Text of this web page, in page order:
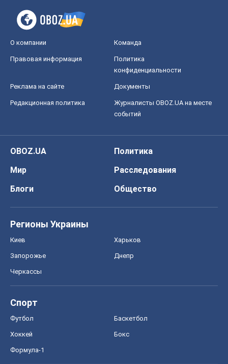
О компании Команда
Правовая информация
Политика
конфиденциальности
Реклама на сайте Документы
Редакционная политика
Журналисты OBOZ.UA на месте
событий
OBOZ.UA
Политика
Мир
Расследования
Блоги
Общество
Регионы Украины
Киев Харьков
Запорожье Днепр
Черкассы
Спорт
Футбол Баскетбол
Хоккей Бокс
Формула-1